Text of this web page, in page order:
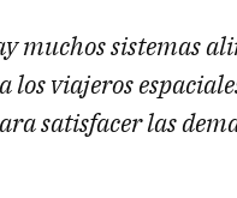
muchos sistemas
los viajeros
satisfacer las